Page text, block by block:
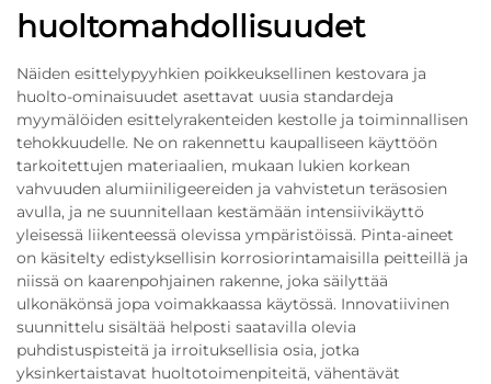
huoltomahdollisuudet
Näiden esittelypyyhkien poikkeuksellinen kestovara ja
huolto-ominaisuudet asettavat uusia standardeja
myymälöiden esittelyrakenteiden kestolle ja toiminnallisen
tehokkuudelle. Ne on rakennettu kaupalliseen käyttöön
tarkoitettujen materiaalien, mukaan lukien korkean
vahvuuden alumiiniligeereiden ja vahvistetun teräsosien
avulla, ja ne suunnitellaan kestämään intensiivikäyttö
yleisessä liikenteessä olevissa ympäristöissä. Pinta-aineet
on käsitelty edistyksellisin korrosiorintamaisilla peitteillä ja
niissä on kaarenpohjainen rakenne, joka säilyttää
ulkonäkönsä jopa voimakkaassa käytössä. Innovatiivinen
suunnittelu sisältää helposti saatavilla olevia
puhdistuspisteitä ja irroituksellisia osia, jotka
yksinkertaistavat huoltotoimenpiteitä, vähentävät